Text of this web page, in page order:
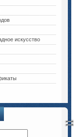
искусство